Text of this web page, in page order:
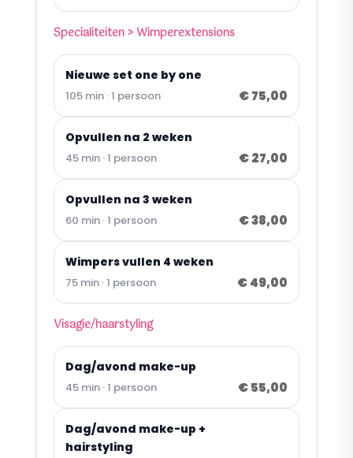
Specialiteiten > Wimperextensions
Nieuwe set one by one
105 min · 1 persoon € 75,00
Opvullen na 2 weken
45 min · 1 persoon € 27,00
Opvullen na 3 weken
60 min · 1 persoon € 38,00
Wimpers vullen 4 weken
75 min · 1 persoon € 49,00
Visagie/haarstyling
Dag/avond make-up
45 min · 1 persoon € 55,00
Dag/avond make-up +
hairstyling